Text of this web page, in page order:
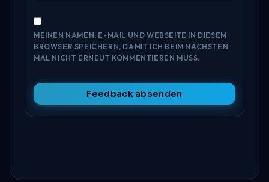
MEINEN NAMEN, E-MAIL UND WEBSEITE IN DIESEM
BROWSER SPEICHERN, DAMIT ICH BEIM NÄCHSTEN
MAL NICHT ERNEUT KOMMENTIEREN MUSS.
Feedback absenden